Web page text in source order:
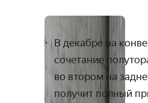
В декабре на
сочетание
во втором на
получит полный